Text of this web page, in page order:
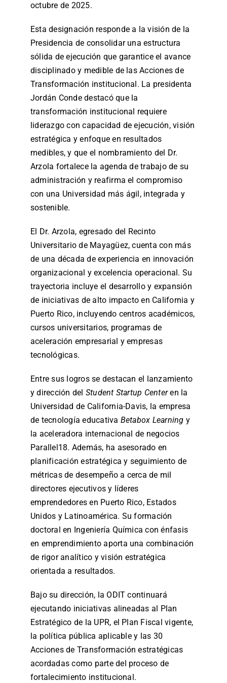
octubre de 2025.
Esta designación responde a la visión de la
Presidencia de consolidar una estructura
sólida de ejecución que garantice el avance
disciplinado y medible de las Acciones de
Transformación institucional. La presidenta
Jordán Conde destacó que la
transformación institucional requiere
liderazgo con capacidad de ejecución, visión
estratégica y enfoque en resultados
medibles, y que el nombramiento del Dr.
Arzola fortalece la agenda de trabajo de su
administración y reafirma el compromiso
con una Universidad más ágil, integrada y
sostenible.
El Dr. Arzola, egresado del Recinto
Universitario de Mayagüez, cuenta con más
de una década de experiencia en innovación
organizacional y excelencia operacional. Su
trayectoria incluye el desarrollo y expansión
de iniciativas de alto impacto en California y
Puerto Rico, incluyendo centros académicos,
cursos universitarios, programas de
aceleración empresarial y empresas
tecnológicas.
Entre sus logros se destacan el lanzamiento
y dirección del Student Startup Centeren la
Universidad de California-Davis, la empresa
de tecnología educativa Betabox Learning y
la aceleradora internacional de negocios
Parallel18. Además, ha asesorado en
planificación estratégica y seguimiento de
métricas de desempeño a cerca de mil
directores ejecutivos y líderes
emprendedores en Puerto Rico, Estados
Unidos y Latinoamérica. Su formación
doctoral en Ingeniería Química con énfasis
en emprendimiento aporta una combinación
de rigor analítico y visión estratégica
orientada a resultados.
Bajo su dirección, la ODIT continuará
ejecutando iniciativas alineadas al Plan
Estratégico de la UPR, el Plan Fiscal vigente,
la política pública aplicable y las 30
Acciones de Transformación estratégicas
acordadas como parte del proceso de
fortalecimiento institucional.